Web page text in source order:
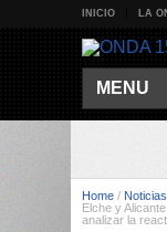
INICIO LA
MENU
Home / Noticias
Elche y
analizar la